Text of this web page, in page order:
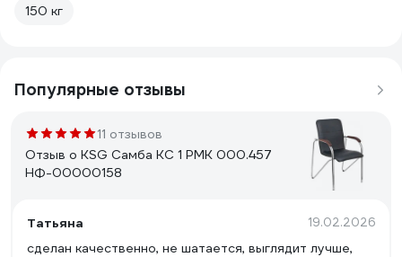
150 кг
Популярные отзывы
11 отзывов
Отзыв о KSG Самба КС 1 РМК 000.457
НФ-00000158
Татьяна 19.02.2026
сделан качественно, не шатается, выглядит лучше,